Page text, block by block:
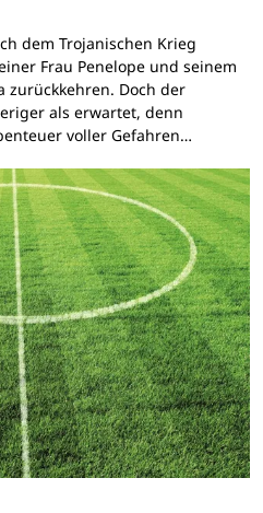
dem Trojanischen Krieg
Frau Penelope und seinem
zurückkehren. Doch der
als erwartet, denn
voller Gefahren…